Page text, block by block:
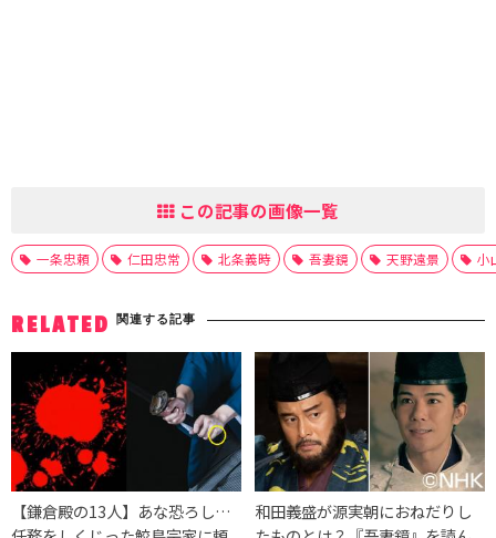
この記事の画像一覧
一条忠頼 仁田忠常 北条義時 吾妻鏡 天野遠景 小
RELATED 関連する記事
【鎌倉殿の13人】あな恐ろし…
和田義盛が源実朝におねだりし